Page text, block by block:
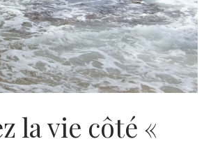
la vie côté «